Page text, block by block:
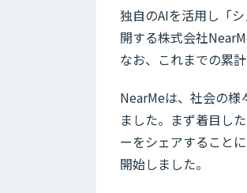
独自のAIを活用し「
開する株式会社
なお、これまでの累
NearMeは、社会の様
ました。まず着目し
ーをシェアすること
開始しました。